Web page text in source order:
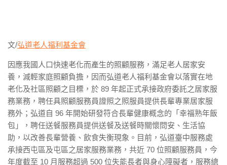
文/弘道老人福利基金會
因應我國人口快速老化而產生的照顧服務，滿足老人居家安
養，減輕家庭照顧負擔，因而弘道老人福利基金會以落實在地
老化及社區照顧之目標，於 89 年起正式承接政府委託之居家服
務業務，聘任具照顧服務員證照之照服員提供長輩專業居家服
務外；弘道自 96 年開始研發符合長輩健康概念的「幸福熟年飯
包」，聘任送餐服務員提供送餐及送餐時關懷問安、生活協
助，以改善長輩營養、飲食失衡現象。目前，弘道臺中服務處
承接西屯區及屯區之居家服務業務，共近 70 位照顧服務員，今
年度截至 10 月服務超過 500 位失能長者與身心障礙者，服務總